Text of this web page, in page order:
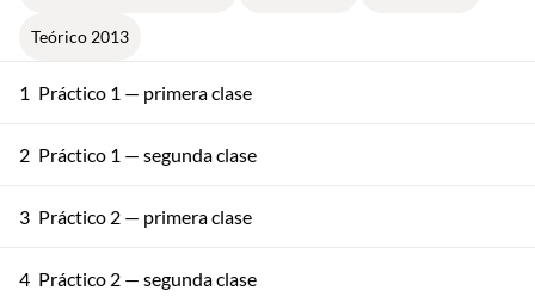
Teórico 2013
1 Práctico 1 — primera clase
2 Práctico 1 — segunda clase
3 Práctico 2 — primera clase
4 Práctico 2 — segunda clase